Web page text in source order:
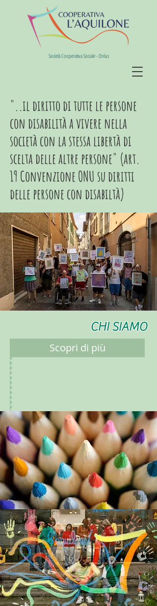
Società Cooperativa Sociale - Onlus
"..il diritto di tutte le persone
con disabilità a vivere nella
società con la stessa libertà di
scelta delle altre persone" (art.
19 Convenzione ONU su diritti
delle persone con disabiltà)
CHI SIAMO
Scopri di più